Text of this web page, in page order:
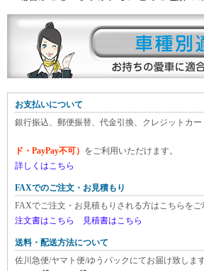
お支払いについて
銀行振込、郵便振替、代金引換、クレジットカー
ド・PayPay不可） をご利用いただけます。
詳しくはこちら
FAXでのご注文・お見積もり
FAXでご注文・お見積もりされる方はこちらをご
注文書はこちら
見積書はこちら
送料・配送方法について
佐川急便/ヤマト便/ゆうパックにてお届け致しま